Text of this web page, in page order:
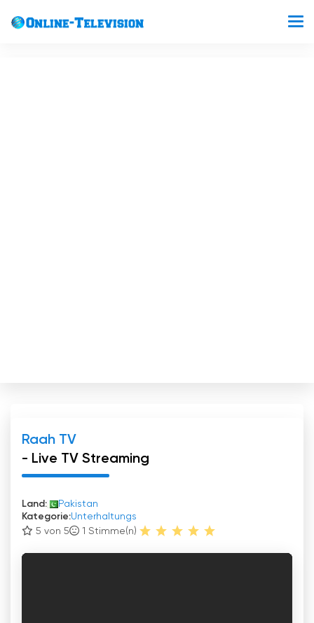
Raah TV
- Live TV Streaming
Land:
Pakistan
Kategorie:Unterhaltungs
5 von 5
1 Stimme(n)